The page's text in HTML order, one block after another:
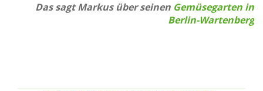
Das sagt Markus über seinen Gemüsegarten in
Berlin-Wartenberg